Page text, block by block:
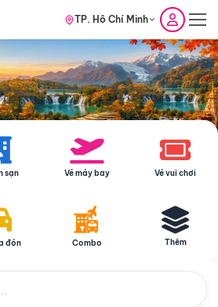
TP. Hồ Chí Minh
sạn Vé máy bay Vé vui chơi
đón Combo Thêm